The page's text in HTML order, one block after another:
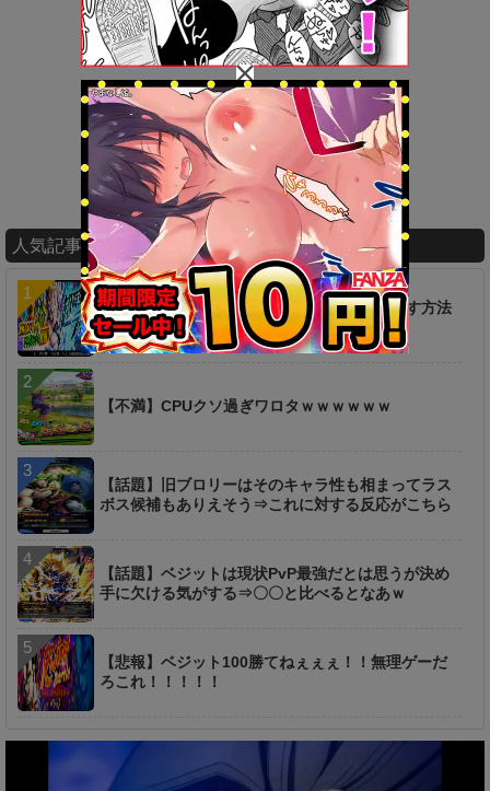
人気記事ランキング
【疑問】超時空ラッシュは一つ前からやり直す方法
は無いのか…？
【不満】CPUクソ過ぎワロタｗｗｗｗｗｗ
【話題】旧ブロリーはそのキャラ性も相まってラス
ボス候補もありえそう⇒これに対する反応がこちら
【話題】ベジットは現状PvP最強だとは思うが決め
手に欠ける気がする⇒〇〇と比べるとなあｗ
【悲報】ベジット100勝てねぇぇぇ！！無理ゲーだ
ろこれ！！！！！